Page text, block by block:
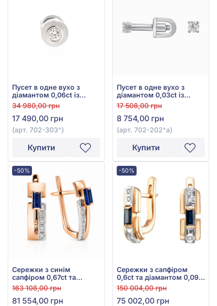
Пусет в одне вухо з
діамантом 0,06ct із
білого золота 585°, арт.
702-303
34 980,00 грн
17 490,00 грн
(арт. 702-303^)
Купити
Пусет в одне вухо з
діамантом 0,03ct із
білого золота 585°, арт.
702-202^а
17 508,00 грн
8 754,00 грн
(арт. 702-202^а)
Купити
-50%
Сережки з синім
сапфіром 0,67ct та
діамантами 0,08ct із
червоного золота 585°,
арт. 702-245с
163 108,00 грн
81 554,00 грн
-50%
Сережки з сапфіром
0,6ct та діамантом 0,09ct
із червоно-білого золота
585°, арт. 702-249с
150 004,00 грн
75 002,00 грн